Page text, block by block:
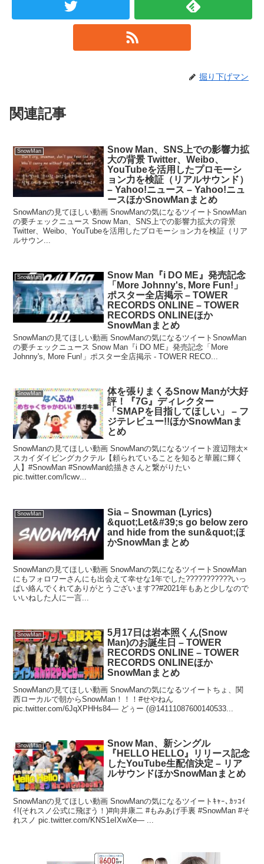
掘り下げマン
関連記事
SnowMan
Snow Man、SNS上での影響力拡
大の背景 Twitter、Weibo、
YouTubeを活用したプロモーシ
ョン力を検証（リアルサウンド）
– Yahoo!ニュース – Yahoo!ニュ
ースほかSnowManまとめ
SnowManの見てほしい動画 SnowManの気になるツイートSnowMan
の要チェックニュース Snow Man、SNS上での影響力拡大の背景
Twitter、Weibo、YouTubeを活用したプロモーション力を検証（リア
ルサウン...
SnowMan
Snow Man『i DO ME』発売記念
「More Johnny's, More Fun!」
ポスター全店掲示 – TOWER
RECORDS ONLINE – TOWER
RECORDS ONLINEほか
SnowManまとめ
SnowManの見てほしい動画 SnowManの気になるツイートSnowMan
の要チェックニュース Snow Man『i DO ME』発売記念「More
Johnny's, More Fun!」ポスター全店掲示 - TOWER RECO...
SnowMan
体を張りまくるSnow Manが大好
評！『7G』ディレクター
「SMAPを目指してほしい」 – フ
ジテレビュー!!ほかSnowManま
とめ
SnowManの見てほしい動画 SnowManの気になるツイート渡辺翔太×
スカイダイビングカクテル【頼られていることを知ると華麗に輝く
人】#SnowMan #SnowMan絵描きさんと繋がりたい
pic.twitter.com/lcwv...
SnowMan
Sia – Snowman (Lyrics)
&quot;Let&#39;s go below zero
and hide from the sun&quot;ほ
かSnowManまとめ
SnowManの見てほしい動画 SnowManの気になるツイートSnowMan
にもフォロワーさんにも出会えて幸せな1年でした???????????いっ
ぱい絡んでくれてありがとうございます??#2021年もあと少しなので
いいねした人に一言...
SnowMan
5月17日は岩本照くん(Snow
Man)のお誕生日 – TOWER
RECORDS ONLINE – TOWER
RECORDS ONLINEほか
SnowManまとめ
SnowManの見てほしい動画 SnowManの気になるツイートちょ、関
西ローカルで朝からSnowMan！！！#せやねん
pic.twitter.com/6JqXPHHs84— どぅー (@14111087600140533...
SnowMan
Snow Man、新シングル
『HELLO HELLO』リリース記念
したYouTube生配信決定 – リア
ルサウンドほかSnowManまとめ
SnowManの見てほしい動画 SnowManの気になるツイートｷｬｰ､ｶｯｺｲ
ｲ!(それスノ公式に飛ぼう！)#向井康二 #もみあげ手裏 #SnowMan #そ
れスノ pic.twitter.com/KNS1eIXwXe— ...